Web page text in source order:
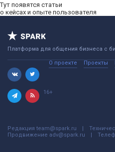
Тут появятся статьи
о кейсах и опыте пользователя
Платформа для общения бизнеса с
О проекте Проекты
16+
Редакция team@spark.ru
Продвижение adv@spark.ru